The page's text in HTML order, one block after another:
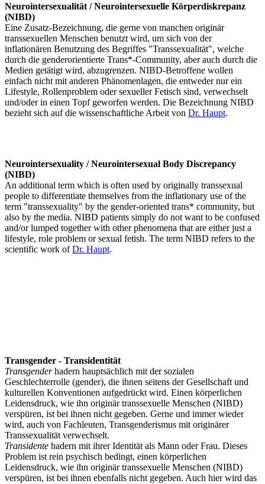
Neurointersexualität / Neurointersexuelle Körperdiskrepanz
(NIBD)
Eine Zusatz-Bezeichnung, die gerne von manchen originär
transsexuellen Menschen benutzt wird, um sich von der
inflationären Benutzung des Begriffes "Transsexualität", welche
durch die genderorientierte Trans*-Community, aber auch durch die
Medien getätigt wird, abzugrenzen. NIBD-Betroffene wollen
einfach nicht mit anderen Phänomenlagen, die entweder nur ein
Lifestyle, Rollenproblem oder sexueller Fetisch sind, verwechselt
und/oder in einen Topf geworfen werden. Die Bezeichnung NIBD
bezieht sich auf die wissenschaftliche Arbeit von Dr. Haupt.
Neurointersexuality / Neurointersexual Body Discrepancy
(NIBD)
An additional term which is often used by originally transsexual
people to differentiate themselves from the inflationary use of the
term "transsexuality" by the gender-oriented trans* community, but
also by the media. NIBD patients simply do not want to be confused
and/or lumped together with other phenomena that are either just a
lifestyle, role problem or sexual fetish. The term NIBD refers to the
scientific work ofDr. Haupt.
Transgender - Transidentität
Transgenderhadern hauptsächlich mit der sozialen
Geschlechterrolle (gender), die ihnen seitens der Gesellschaft und
kulturellen Konventionen aufgedrückt wird. Einen körperlichen
Leidensdruck, wie ihn originär transsexuelle Menschen (NIBD)
verspüren, ist bei ihnen nicht gegeben. Gerne und immer wieder
wird, auch von Fachleuten, Transgenderismus mit originärer
Transsexualität verwechselt.
Transidente hadern mit ihrer Identität als Mann oder Frau. Dieses
Problem ist rein psychisch bedingt, einen körperlichen
Leidensdruck, wie ihn originär transsexuelle Menschen (NIBD)
verspüren, ist bei ihnen ebenfalls nicht gegeben. Auch hier wird das